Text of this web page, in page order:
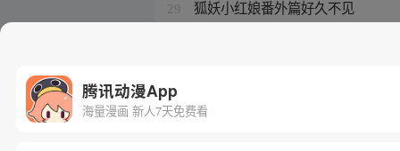
29 狐妖小红娘番外篇好久不见
腾讯动漫App
海量漫画 新人7天免费看